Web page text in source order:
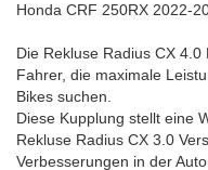
Honda CRF 250RX 2022-
Die Rekluse Radius CX
Fahrer, die maximale
Bikes suchen.
Diese Kupplung stellt eine
Rekluse Radius CX 3.0
Verbesserungen in der